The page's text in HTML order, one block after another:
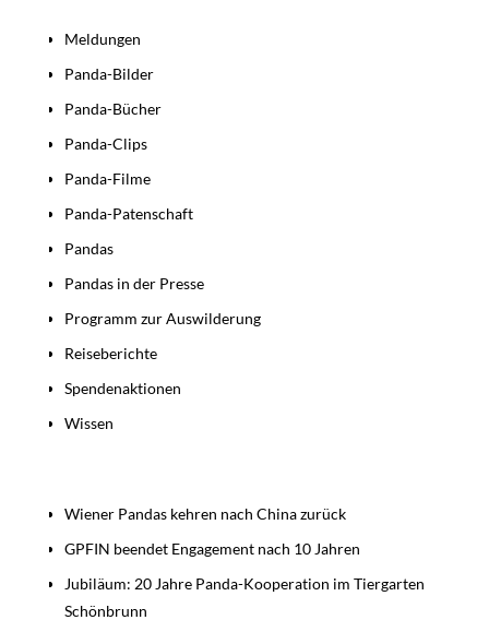
Meldungen
Panda-Bilder
Panda-Bücher
Panda-Clips
Panda-Filme
Panda-Patenschaft
Pandas
Pandas in der Presse
Programm zur Auswilderung
Reiseberichte
Spendenaktionen
Wissen
Wiener Pandas kehren nach China zurück
GPFIN beendet Engagement nach 10 Jahren
Jubiläum: 20 Jahre Panda-Kooperation im Tiergarten
Schönbrunn